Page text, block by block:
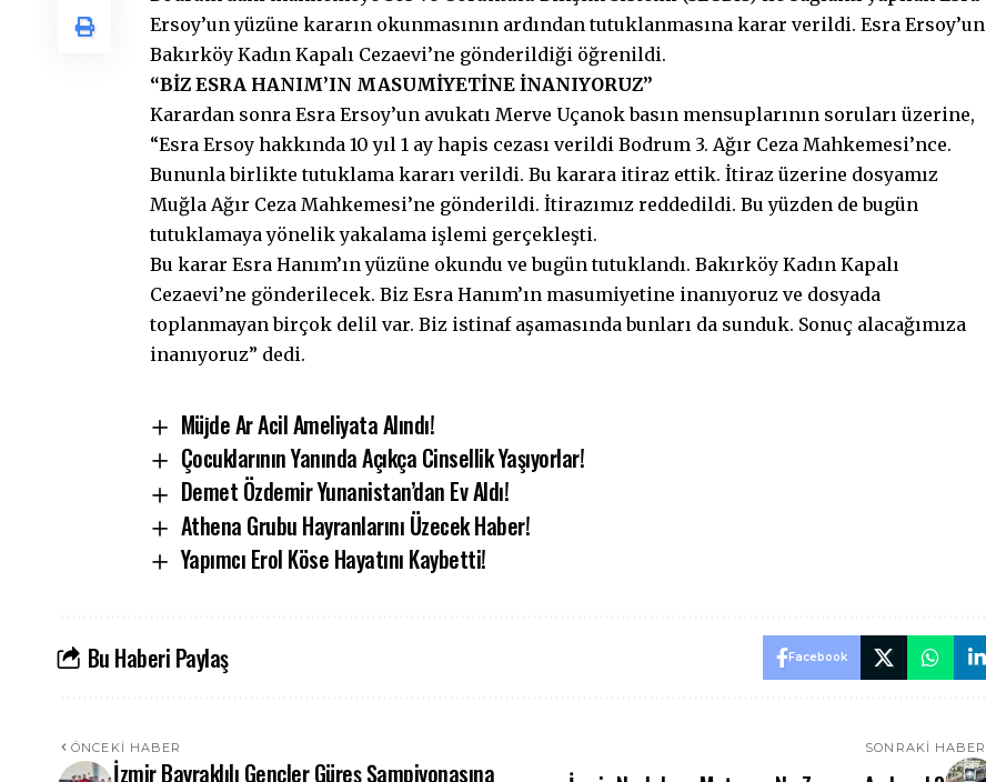
Ersoy’un yüzüne kararın okunmasının ardından tutuklanmasına karar verildi. Esra Ersoy’un
Bakırköy Kadın Kapalı Cezaevi’ne gönderildiği öğrenildi.
“BİZ ESRA HANIM’IN MASUMİYETİNE İNANIYORUZ”
Karardan sonra Esra Ersoy’un avukatı Merve Uçanok basın mensuplarının soruları üzerine,
“Esra Ersoy hakkında 10 yıl 1 ay hapis cezası verildi Bodrum 3. Ağır Ceza Mahkemesi’nce.
Bununla birlikte tutuklama kararı verildi. Bu karara itiraz ettik. İtiraz üzerine dosyamız
Muğla Ağır Ceza Mahkemesi’ne gönderildi. İtirazımız reddedildi. Bu yüzden de bugün
tutuklamaya yönelik yakalama işlemi gerçekleşti.
Bu karar Esra Hanım’ın yüzüne okundu ve bugün tutuklandı. Bakırköy Kadın Kapalı
Cezaevi’ne gönderilecek. Biz Esra Hanım’ın masumiyetine inanıyoruz ve dosyada
toplanmayan birçok delil var. Biz istinaf aşamasında bunları da sunduk. Sonuç alacağımıza
inanıyoruz” dedi.
Müjde Ar Acil Ameliyata Alındı!
Çocuklarının Yanında Açıkça Cinsellik Yaşıyorlar!
Demet Özdemir Yunanistan’dan Ev Aldı!
Athena Grubu Hayranlarını Üzecek Haber!
Yapımcı Erol Köse Hayatını Kaybetti!
Bu Haberi Paylaş Facebook
ÖNCEKI HABER
İzmir Bayraklılı Gençler Güreş Şampiyonasına
SONRAKI HABER